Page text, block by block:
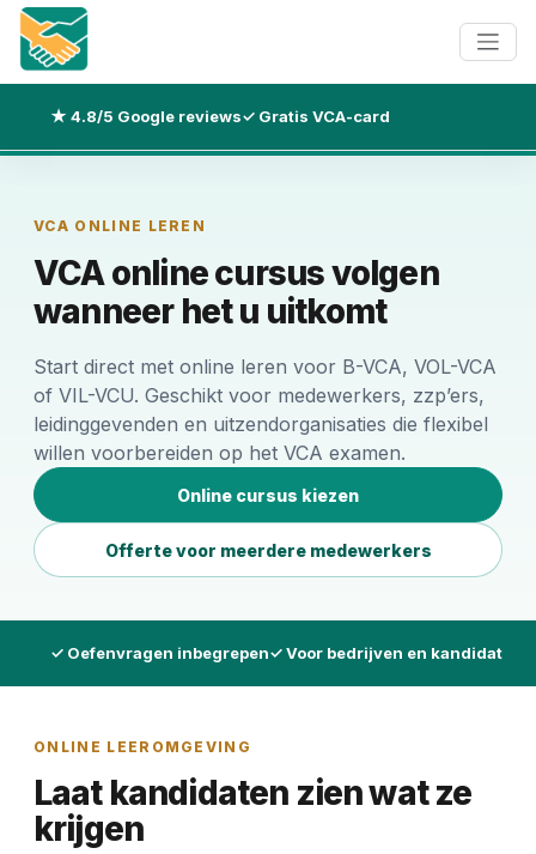
★ 4.8/5 Google reviews✓ Gratis VCA-card
VCA ONLINE LEREN
VCA online cursus volgen
wanneer het u uitkomt
Start direct met online leren voor B-VCA, VOL-VCA
of VIL-VCU. Geschikt voor medewerkers, zzp’ers,
leidinggevenden en uitzendorganisaties die flexibel
willen voorbereiden op het VCA examen.
Online cursus kiezen
Offerte voor meerdere medewerkers
✓ Oefenvragen inbegrepen✓ Voor bedrijven en kandidaten
ONLINE LEEROMGEVING
Laat kandidaten zien wat ze
krijgen